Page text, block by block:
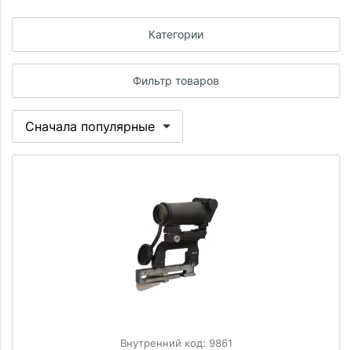
Категории
Фильтр товаров
Внутренний код: 9861